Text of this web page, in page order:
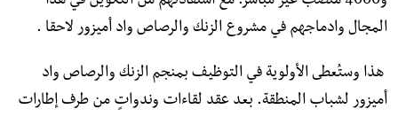
المجال وادماجهم في مشروع الزنك والرصاص واد أميزور لاحقا .
هذا وستُعطى الأولوية في التوظيف بمنجم الزنك والرصاص واد
أميزور لشباب المنطقة. بعد عقد لقاءات وندواتٍ من طرف إطارات